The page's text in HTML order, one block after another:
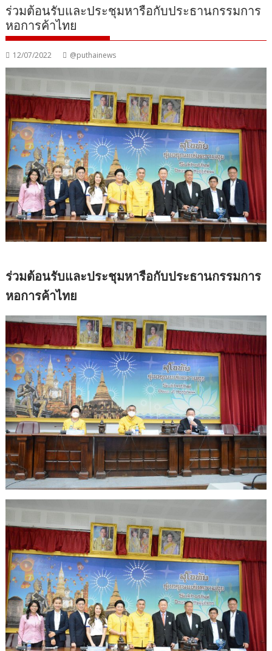
ร่วมต้อนรับและประชุมหารือกับประธานกรรมการ
หอการค้าไทย
12/07/2022 @puthainews
ร่วมต้อนรับและประชุมหารือกับประธานกรรมการ
หอการค้าไทย